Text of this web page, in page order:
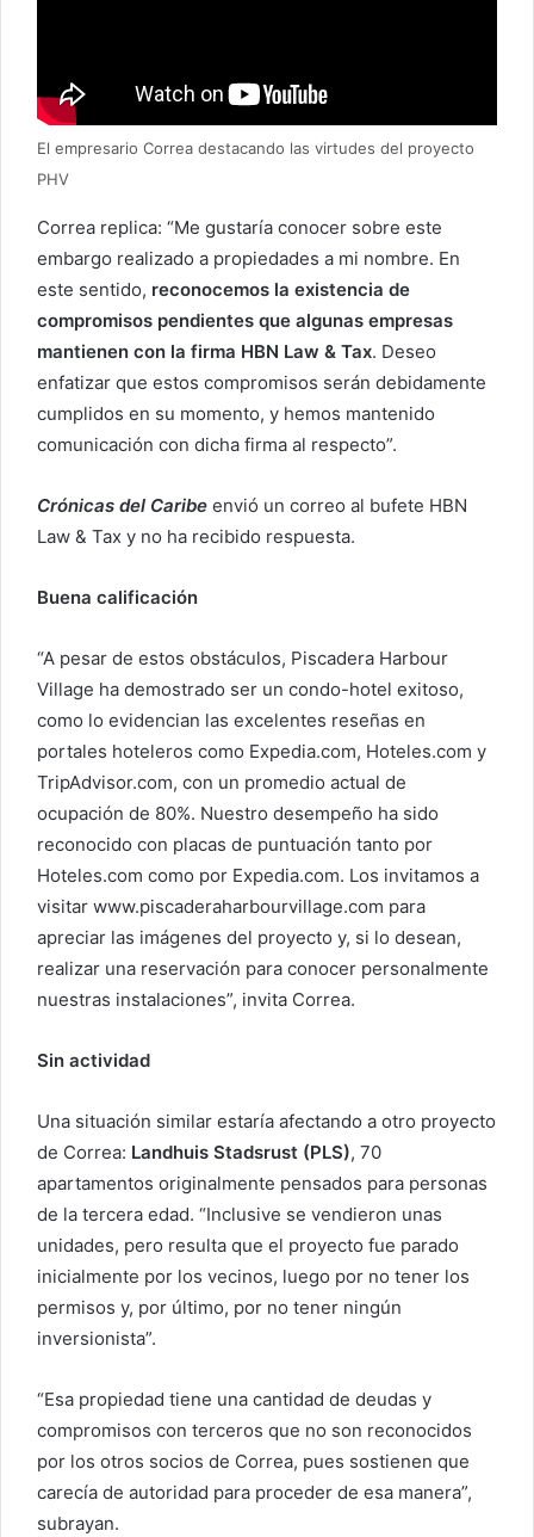
El empresario Correa destacando las virtudes del proyecto
PHV
Correa replica: “Me gustaría conocer sobre este
embargo realizado a propiedades a mi nombre. En
este sentido, reconocemos la existencia de
compromisos pendientes que algunas empresas
mantienen con la firma HBN Law & Tax. Deseo
enfatizar que estos compromisos serán debidamente
cumplidos en su momento, y hemos mantenido
comunicación con dicha firma al respecto”.
Crónicas del Caribe envió un correo al bufete HBN
Law & Tax y no ha recibido respuesta.
Buena calificación
“A pesar de estos obstáculos, Piscadera Harbour
Village ha demostrado ser un condo-hotel exitoso,
como lo evidencian las excelentes reseñas en
portales hoteleros como Expedia.com, Hoteles.com y
TripAdvisor.com, con un promedio actual de
ocupación de 80%. Nuestro desempeño ha sido
reconocido con placas de puntuación tanto por
Hoteles.com como por Expedia.com. Los invitamos a
visitar www.piscaderaharbourvillage.com para
apreciar las imágenes del proyecto y, si lo desean,
realizar una reservación para conocer personalmente
nuestras instalaciones”, invita Correa.
Sin actividad
Una situación similar estaría afectando a otro proyecto
de Correa: Landhuis Stadsrust (PLS), 70
apartamentos originalmente pensados para personas
de la tercera edad. “Inclusive se vendieron unas
unidades, pero resulta que el proyecto fue parado
inicialmente por los vecinos, luego por no tener los
permisos y, por último, por no tener ningún
inversionista”.
“Esa propiedad tiene una cantidad de deudas y
compromisos con terceros que no son reconocidos
por los otros socios de Correa, pues sostienen que
carecía de autoridad para proceder de esa manera”,
subrayan.